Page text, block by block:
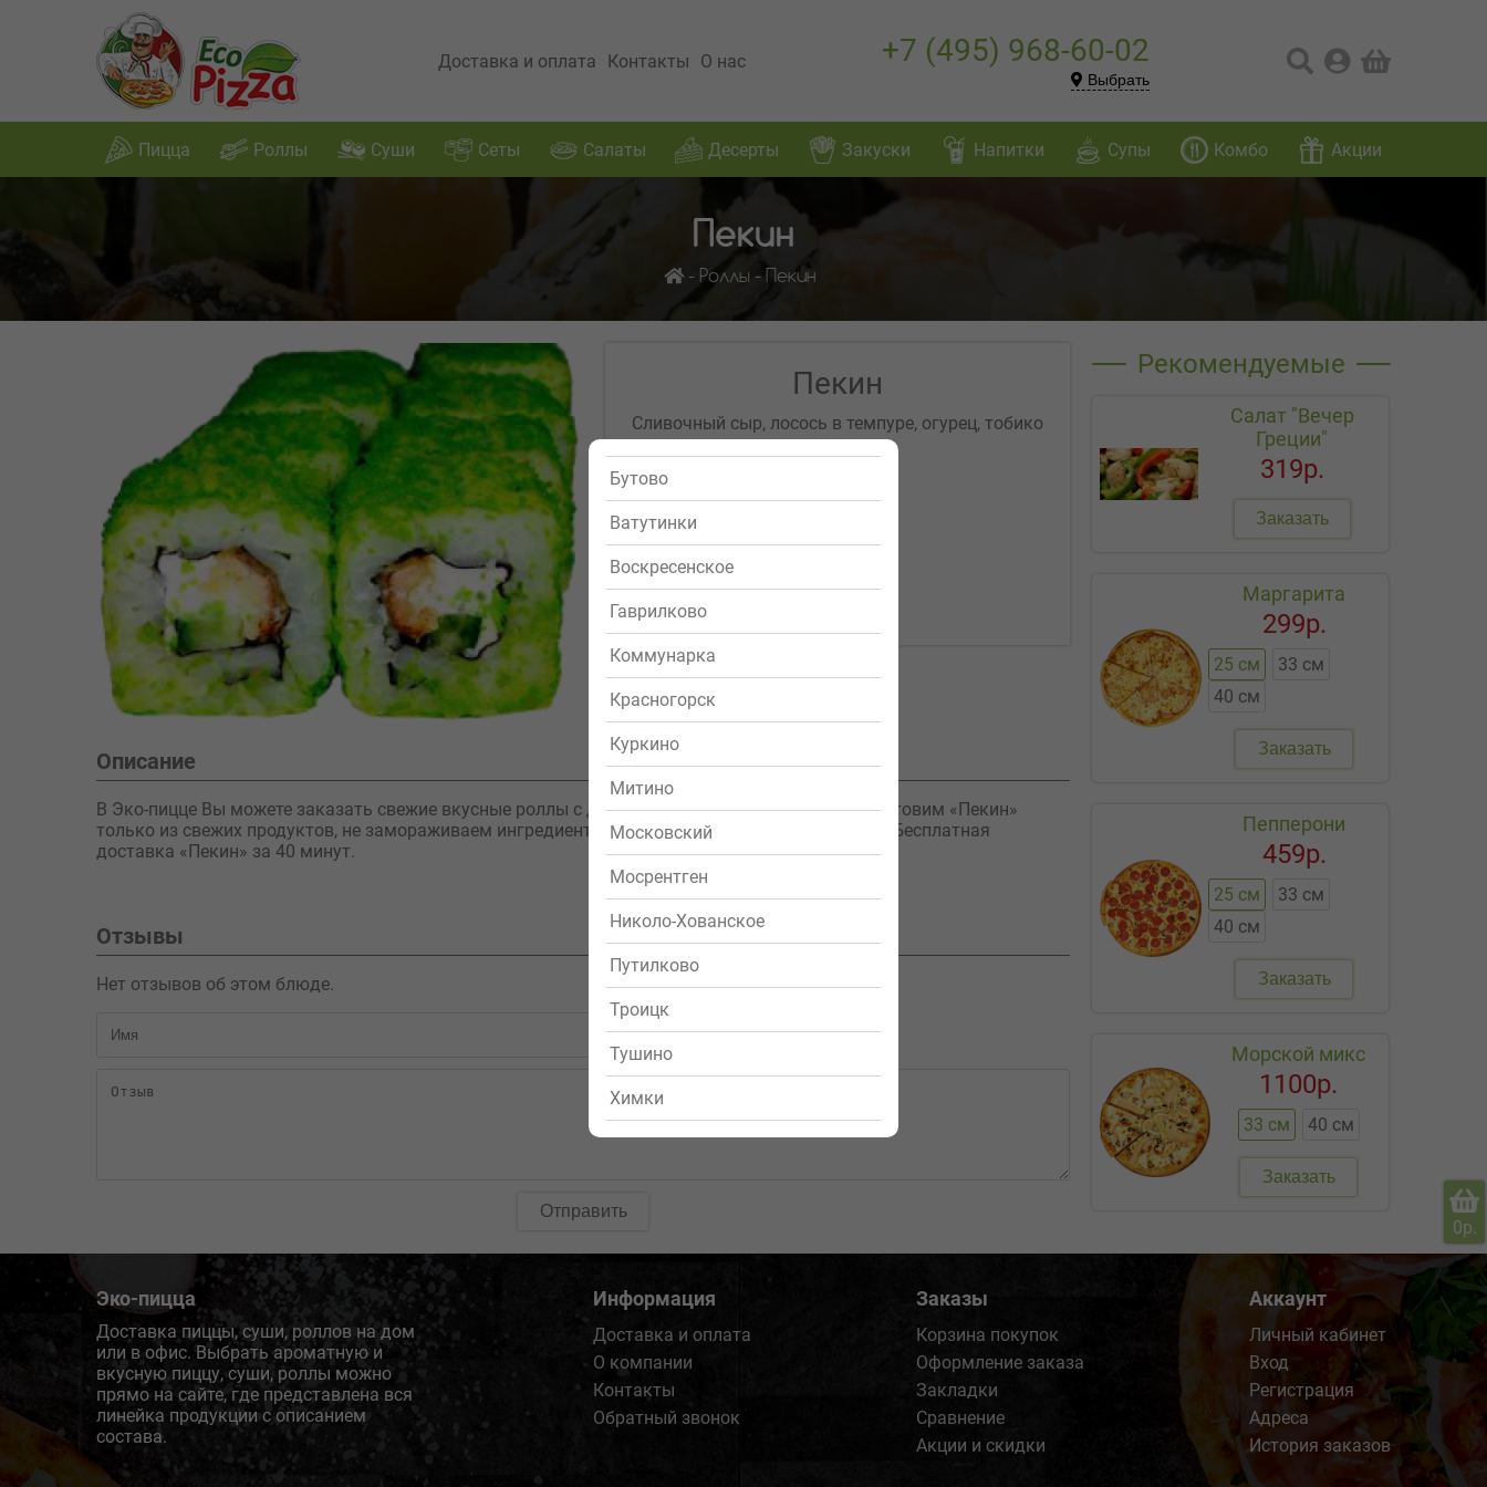
Бутово
Ватутинки
Воскресенское
Гаврилково
Коммунарка
Красногорск
Куркино
Митино
Московский
Мосрентген
Николо-Хованское
Путилково
Троицк
Тушино
Химки
Доставка и оплата Контакты О нас +7 (495) 968-60-02
Выбрать
Пицца Роллы Суши Сеты Салаты Десерты Закуски Напитки Супы Комбо Акции
0р.
Пекин
Роллы Пекин
Пекин
Сливочный сыр, лосось в темпуре, огурец, тобико
зеленое
Заказать
Описание
В Эко-пицце Вы можете заказать свежие вкусные роллы с доставкой на дом или в офис. Мы готовим «Пекин»
только из свежих продуктов, не замораживаем ингредиенты и не используем полуфабрикаты. Бесплатная
доставка «Пекин» за 40 минут.
Отзывы
Нет отзывов об этом блюде.
Отправить
Рекомендуемые
Салат "Вечер
Греции"
319р.
Заказать
Маргарита
25 см
33 см
40 см
299р.
Заказать
Пепперони
25 см
33 см
40 см
459р.
Заказать
Морской микс
33 см 40 см
1100р.
Заказать
Эко-пицца
Доставка пиццы, суши, роллов на дом
или в офис. Выбрать ароматную и
вкусную пиццу, суши, роллы можно
прямо на сайте, где представлена вся
линейка продукции с описанием
состава.
Информация
Доставка и оплата
О компании
Контакты
Обратный звонок
Заказы
Корзина покупок
Оформление заказа
Закладки
Сравнение
Акции и скидки
Аккаунт
Личный кабинет
Вход
Регистрация
Адреса
История заказов